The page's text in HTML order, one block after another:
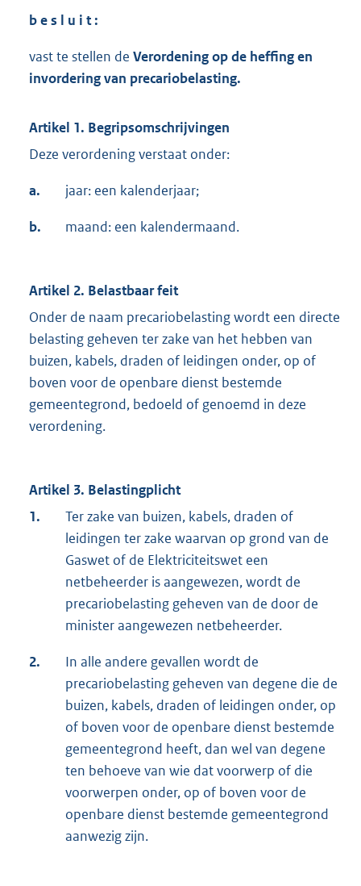
b e s l u i t :
vast te stellen de Verordening op de heffing en
invordering van precariobelasting.
Artikel 1. Begripsomschrijvingen
Deze verordening verstaat onder:
a. jaar: een kalenderjaar;
b. maand: een kalendermaand.
Artikel 2. Belastbaar feit
Onder de naam precariobelasting wordt een directe
belasting geheven ter zake van het hebben van
buizen, kabels, draden of leidingen onder, op of
boven voor de openbare dienst bestemde
gemeentegrond, bedoeld of genoemd in deze
verordening.
Artikel 3. Belastingplicht
1.
Ter zake van buizen, kabels, draden of
leidingen ter zake waarvan op grond van de
Gaswet of de Elektriciteitswet een
netbeheerder is aangewezen, wordt de
precariobelasting geheven van de door de
minister aangewezen netbeheerder.
2.
In alle andere gevallen wordt de
precariobelasting geheven van degene die de
buizen, kabels, draden of leidingen onder, op
of boven voor de openbare dienst bestemde
gemeentegrond heeft, dan wel van degene
ten behoeve van wie dat voorwerp of die
voorwerpen onder, op of boven voor de
openbare dienst bestemde gemeentegrond
aanwezig zijn.